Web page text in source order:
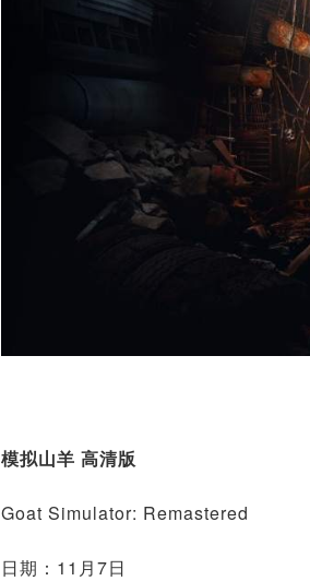
模拟山羊 高清版
Goat Simulator: Remastered
日期：11月7日